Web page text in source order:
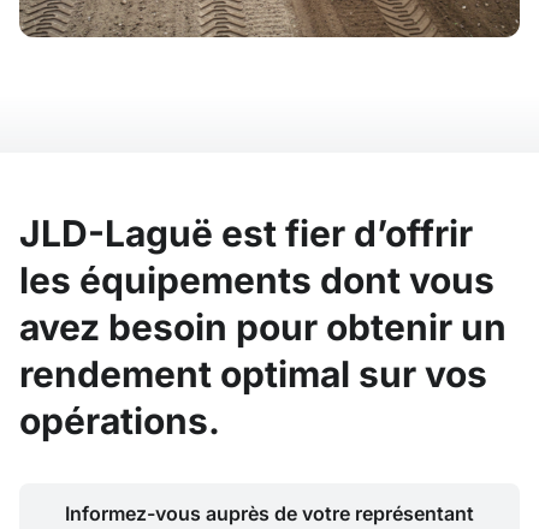
JLD-Laguë est fier d’offrir
les équipements dont vous
avez besoin pour obtenir un
rendement optimal sur vos
opérations.
Informez-vous auprès de votre représentant